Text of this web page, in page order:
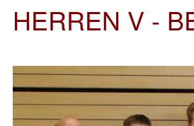
HERREN V -